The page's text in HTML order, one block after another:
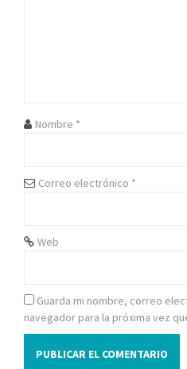
e
t
a
a
Nombre *
Correo electrónico *
Web
Guarda mi nombre, correo
navegador para la próxima vez